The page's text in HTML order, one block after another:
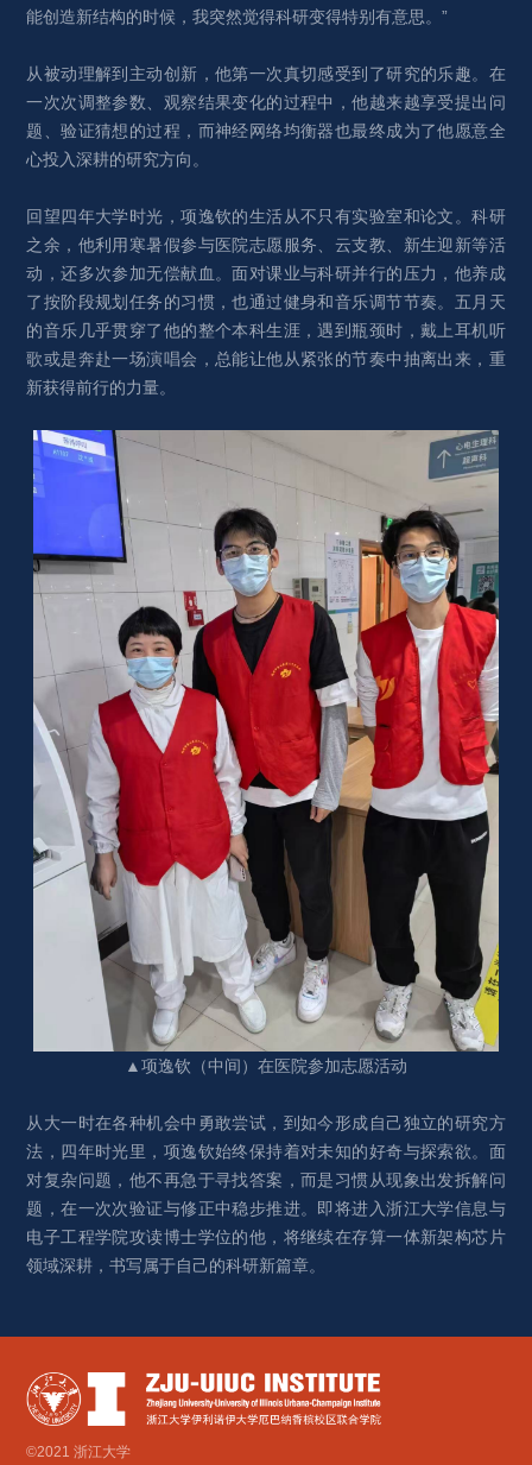
能创造新结构的时候，我突然觉得科研变得特别有意思。”
从被动理解到主动创新，他第一次真切感受到了研究的乐趣。在
一次次调整参数、观察结果变化的过程中，他越来越享受提出问
题、验证猜想的过程，而神经网络均衡器也最终成为了他愿意全
心投入深耕的研究方向。
回望四年大学时光，项逸钦的生活从不只有实验室和论文。科研
之余，他利用寒暑假参与医院志愿服务、云支教、新生迎新等活
动，还多次参加无偿献血。面对课业与科研并行的压力，他养成
了按阶段规划任务的习惯，也通过健身和音乐调节节奏。五月天
的音乐几乎贯穿了他的整个本科生涯，遇到瓶颈时，戴上耳机听
歌或是奔赴一场演唱会，总能让他从紧张的节奏中抽离出来，重
新获得前行的力量。
▲项逸钦（中间）在医院参加志愿活动
从大一时在各种机会中勇敢尝试，到如今形成自己独立的研究方
法，四年时光里，项逸钦始终保持着对未知的好奇与探索欲。面
对复杂问题，他不再急于寻找答案，而是习惯从现象出发拆解问
题，在一次次验证与修正中稳步推进。即将进入浙江大学信息与
电子工程学院攻读博士学位的他，将继续在存算一体新架构芯片
领域深耕，书写属于自己的科研新篇章。
©2021 浙江大学